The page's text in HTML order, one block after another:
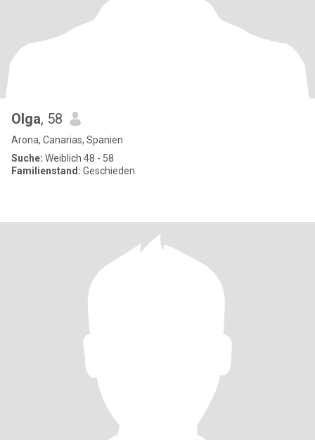
Olga, 58
Arona, Canarias, Spanien
Suche: Weiblich 48 - 58
Familienstand: Geschieden